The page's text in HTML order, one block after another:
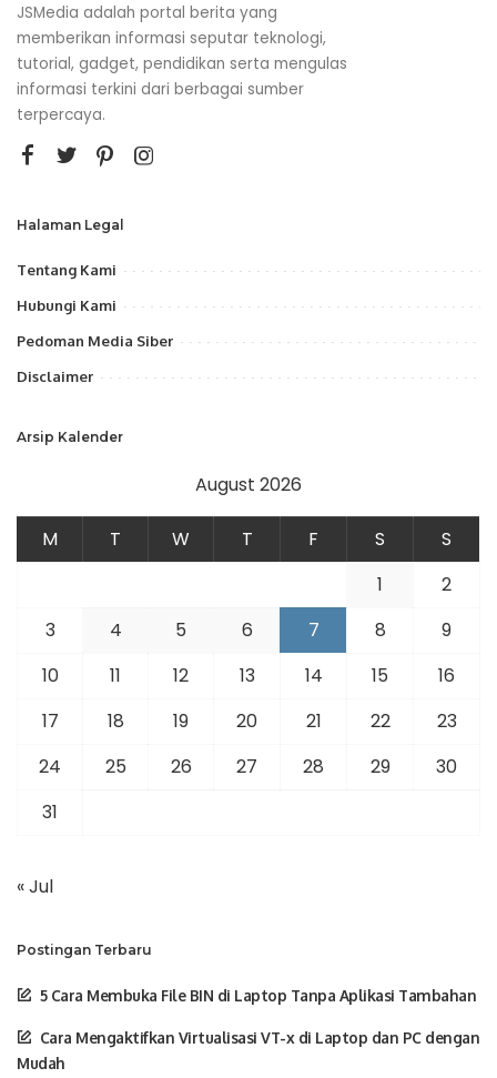
JSMedia adalah portal berita yang
memberikan informasi seputar teknologi,
tutorial, gadget, pendidikan serta mengulas
informasi terkini dari berbagai sumber
terpercaya.
Halaman Legal
Tentang Kami
Hubungi Kami
Pedoman Media Siber
Disclaimer
Arsip Kalender
August 2026
M T W T F S
S
1
2
3
4 5 6 7 8
9
10
11 12 13 14 15
16
17
18 19 20 21 22
23
24
25 26 27 28 29
30
31
« Jul
Postingan Terbaru
5 Cara Membuka File BIN di Laptop Tanpa Aplikasi Tambahan
Cara Mengaktifkan Virtualisasi VT-x di Laptop dan PC dengan
Mudah